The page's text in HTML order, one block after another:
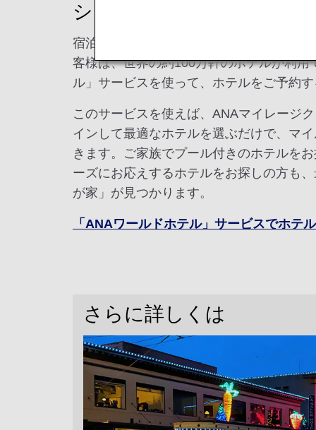
シアトルのホテル
宿泊施設のご予約はお済みですか？ANA
客様は、世界の約100万軒のホテルが利用
ル」サービスを使って、ホテルをご予約
このサービスを使えば、ANAマイレージ
インして最適なホテルを選ぶだけで、マ
きます。ご家族でプール付きのホテルを
ーズにお応えするホテルをお探しの方も
が家」が見つかります。
「ANAワールドホテル」サービスでホテ
さらに詳しくは